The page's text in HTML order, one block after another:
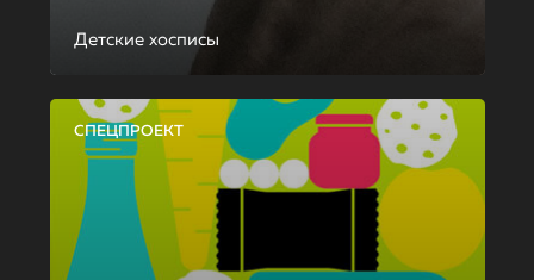
Детские хосписы
СПЕЦПРОЕКТ